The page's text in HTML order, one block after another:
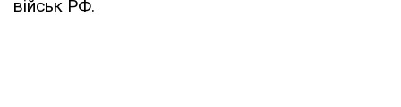
військ РФ.